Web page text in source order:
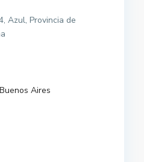
Azul, Provincia de
Aires